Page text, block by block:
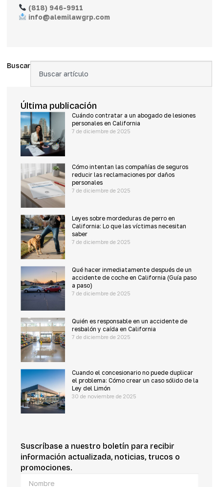
(818) 946-9911
info@alemilawgrp.com
Buscar
Última publicación
Cuándo contratar a un abogado de lesiones
personales en California
7 de diciembre de 2025
Cómo intentan las compañías de seguros
reducir las reclamaciones por daños
personales
7 de diciembre de 2025
Leyes sobre mordeduras de perro en
California: Lo que las víctimas necesitan
saber
7 de diciembre de 2025
Qué hacer inmediatamente después de un
accidente de coche en California (Guía paso
a paso)
7 de diciembre de 2025
Quién es responsable en un accidente de
resbalón y caída en California
7 de diciembre de 2025
Cuando el concesionario no puede duplicar
el problema: Cómo crear un caso sólido de la
Ley del Limón
30 de noviembre de 2025
Suscríbase a nuestro boletín para recibir
información actualizada, noticias, trucos o
promociones.